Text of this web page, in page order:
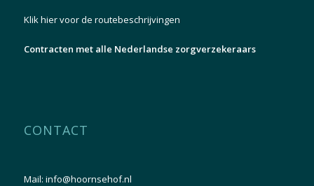
Klik hier voor de routebeschrijvingen
Contracten met alle Nederlandse zorgverzekeraars
CONTACT
Mail: info@hoornsehof.nl